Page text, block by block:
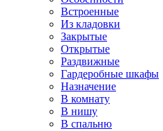
Встроенные
Из кладовки
Закрытые
Открытые
Раздвижные
Гардеробные шкафы
Назначение
В комнату
В нишу
В спальню